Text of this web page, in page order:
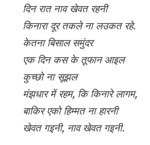
दिन रात नाव खेवत रहनी
किनारा दूर तकले ना लउकत रहे.
केतना बिसाल समुंदर
एक दिन कस के तूफान आइल
कुच्छो ना सूझल
मंझधार में रहम, कि किनारे लागम,
बाकिर एको हिम्मत ना हारनी
खेवत गइनी, नाव खेवत गइनी.